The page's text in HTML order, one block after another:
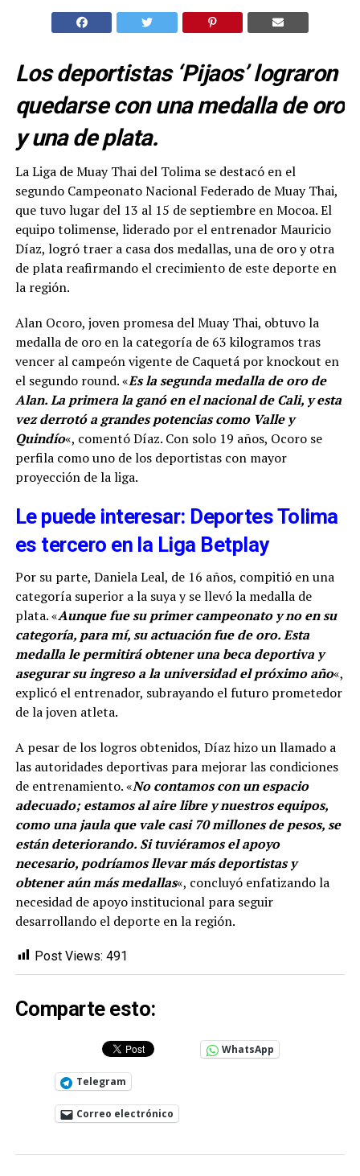
Los deportistas ‘Pijaos’ lograron
quedarse con una medalla de oro
y una de plata.
La Liga de Muay Thai del Tolima se destacó en el
segundo Campeonato Nacional Federado de Muay Thai,
que tuvo lugar del 13 al 15 de septiembre en Mocoa. El
equipo tolimense, liderado por el entrenador Mauricio
Díaz, logró traer a casa dos medallas, una de oro y otra
de plata reafirmando el crecimiento de este deporte en
la región.
Alan Ocoro, joven promesa del Muay Thai, obtuvo la
medalla de oro en la categoría de 63 kilogramos tras
vencer al campeón vigente de Caquetá por knockout en
el segundo round. «Es la segunda medalla de oro de
Alan. La primera la ganó en el nacional de Cali, y esta
vez derrotó a grandes potencias como Valle y
Quindío«, comentó Díaz. Con solo 19 años, Ocoro se
perfila como uno de los deportistas con mayor
proyección de la liga.
Le puede interesar: Deportes Tolima
es tercero en la Liga Betplay
Por su parte, Daniela Leal, de 16 años, compitió en una
categoría superior a la suya y se llevó la medalla de
plata. «Aunque fue su primer campeonato y no en su
categoría, para mí, su actuación fue de oro. Esta
medalla le permitirá obtener una beca deportiva y
asegurar su ingreso a la universidad el próximo año«,
explicó el entrenador, subrayando el futuro prometedor
de la joven atleta.
A pesar de los logros obtenidos, Díaz hizo un llamado a
las autoridades deportivas para mejorar las condiciones
de entrenamiento. «No contamos con un espacio
adecuado; estamos al aire libre y nuestros equipos,
como una jaula que vale casi 70 millones de pesos, se
están deteriorando. Si tuviéramos el apoyo
necesario, podríamos llevar más deportistas y
obtener aún más medallas«, concluyó enfatizando la
necesidad de apoyo institucional para seguir
desarrollando el deporte en la región.
Post Views: 491
Comparte esto:
WhatsApp
Telegram
Correo electrónico